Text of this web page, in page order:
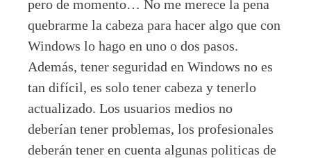
pero de momento… No me merece la pena
quebrarme la cabeza para hacer algo que con
Windows lo hago en uno o dos pasos.
Además, tener seguridad en Windows no es
tan difícil, es solo tener cabeza y tenerlo
actualizado. Los usuarios medios no
deberían tener problemas, los profesionales
deberán tener en cuenta algunas politicas de